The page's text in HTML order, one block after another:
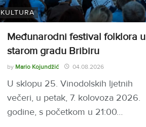
KULTURA
Međunarodni festival folklora u
starom gradu Bribiru
by Mario Kojundžić 04.08.2026
U sklopu 25. Vinodolskih ljetnih
večeri, u petak, 7. kolovoza 2026.
godine, s početkom u 21:00…